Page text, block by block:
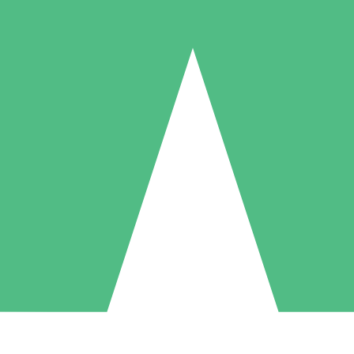
Packs de Crédits Individuels
à l'utilisation avec des crédits de téléchargement. Sans engagement
5 Téléchargements
US$